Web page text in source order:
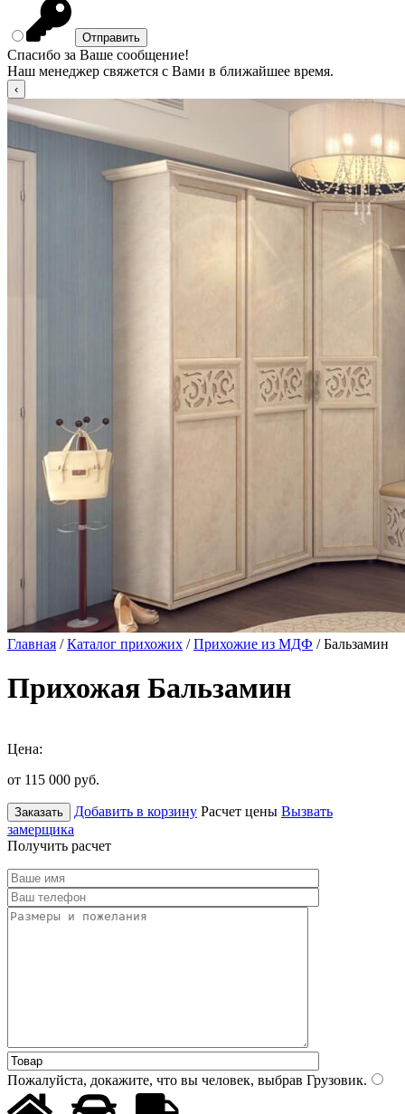
Спасибо за Ваше сообщение!
Наш менеджер свяжется с Вами в ближайшее время.
Главная /Каталог прихожих /Прихожие из МДФ / Бальзамин
Прихожая Бальзамин
Цена:
от 115 000 руб.
Заказать Добавить в корзину Расчет цены Вызвать
замерщика
Получить расчет
Пожалуйста, докажите, что вы человек, выбрав Грузовик.